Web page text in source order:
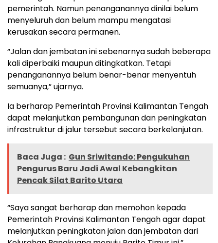
pemerintah. Namun penanganannya dinilai belum
menyeluruh dan belum mampu mengatasi
kerusakan secara permanen.
“Jalan dan jembatan ini sebenarnya sudah beberapa
kali diperbaiki maupun ditingkatkan. Tetapi
penanganannya belum benar-benar menyentuh
semuanya,” ujarnya.
Ia berharap Pemerintah Provinsi Kalimantan Tengah
dapat melanjutkan pembangunan dan peningkatan
infrastruktur di jalur tersebut secara berkelanjutan.
Baca Juga : Gun Sriwitando: Pengukuhan
Pengurus Baru Jadi Awal Kebangkitan
Pencak Silat Barito Utara
“Saya sangat berharap dan memohon kepada
Pemerintah Provinsi Kalimantan Tengah agar dapat
melanjutkan peningkatan jalan dan jembatan dari